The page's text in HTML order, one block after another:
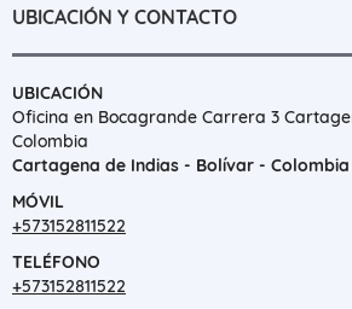
UBICACIÓN Y CONTACTO
UBICACIÓN
Oficina en Bocagrande Carrera 3
Colombia
Cartagena de Indias - Bolívar - Colombia
MÓVIL
+573152811522
TELÉFONO
+573152811522